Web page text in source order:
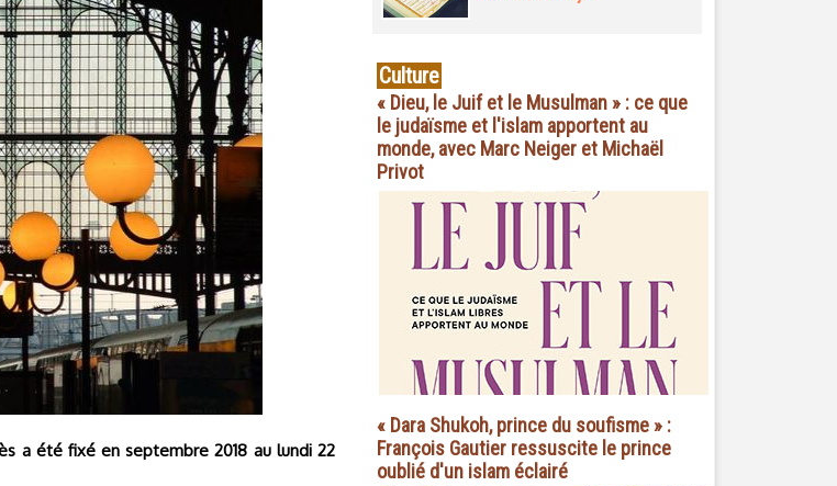
a été fixé en septembre 2018 au lundi 22
Culture
« Dieu, le Juif et le Musulman » : ce que
le judaïsme et l'islam apportent au
monde, avec Marc Neiger et Michaël
Privot
« Dara Shukoh, prince du soufisme » :
François Gautier ressuscite le prince
oublié d'un islam éclairé